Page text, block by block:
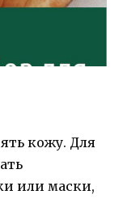
кожу. Для
или маски,